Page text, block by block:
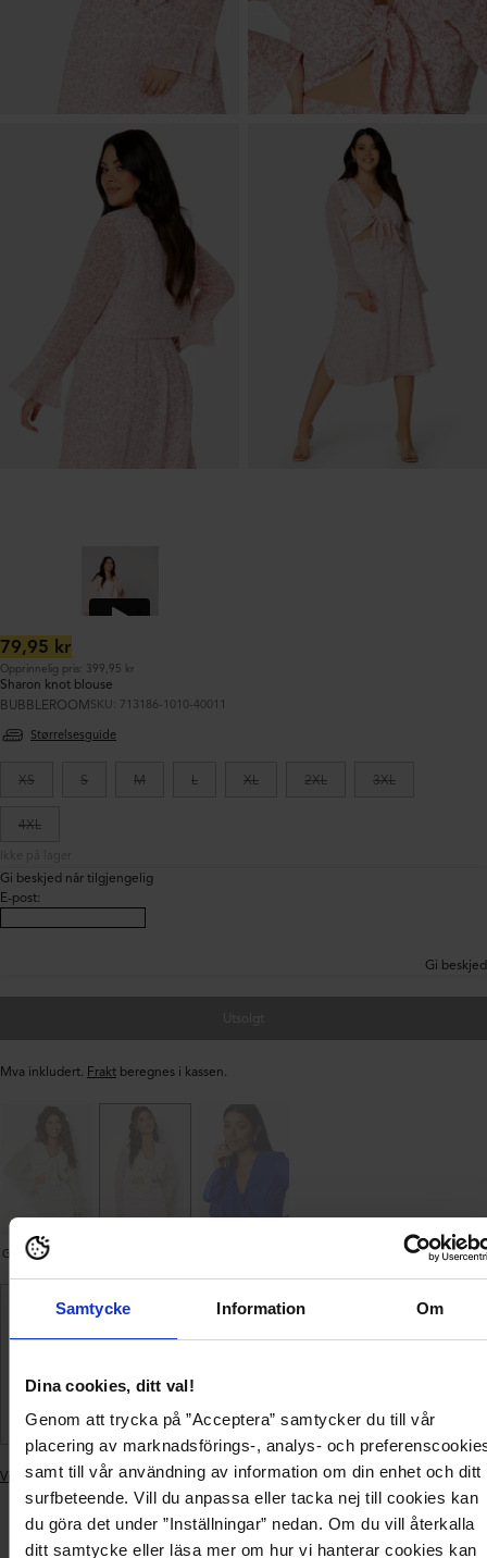
Samtycke Information Om
Dina cookies, ditt val!
Genom att trycka på ”Acceptera” samtycker du till vår
placering av marknadsförings-, analys- och
samt till vår användning av information om din enhet och ditt
surfbeteende. Vill du anpassa eller tacka nej till cookies kan
du göra det under ”Inställningar” nedan. Om du vill återkalla
ditt samtycke eller läsa mer om hur vi hanterar cookies kan
Ordinær
pris:
79,95 kr
Opprinnelig pris: 399,95 kr
Sharon knot blouse
BUBBLEROOMSKU: 713186-1010-40011
Størrelsesguide
XS S M L XL 2XL 3XL
4XL
Gi beskjed når tilgjengelig
E-post:
Gi beskjed
Mva inkludert. Frakt beregnes i kassen.
Green/Patterned
Gratis frakt over 799 kr
Enkel betaling
Vis lignende produkter
Legger
produktet
handlekurven
Levering og